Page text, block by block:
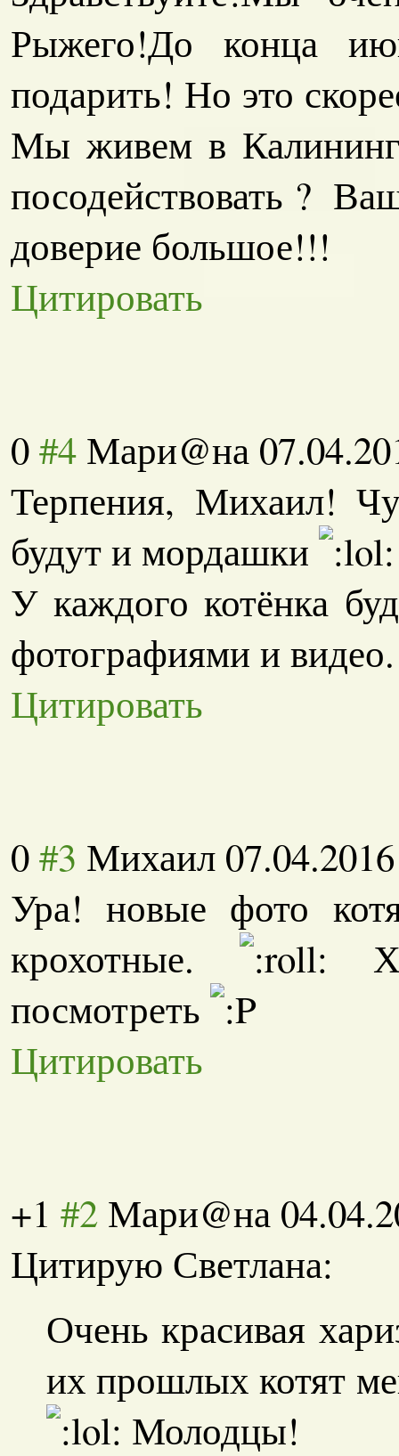
Рыжего!До конца
подарить! Но это
Мы живем в
посодействовать ?
доверие большое!!!
Цитировать
0#4 Мари@на
Терпения, Михаил!
будут и мордашки
У каждого котёнка
фотографиями и видео.
Цитировать
0#3 Михаил
Ура! новые фото
крохотные.
посмотреть
Цитировать
+1 #2 Мари@на
Цитирую Светлана:
Очень красивая
их прошлых котят
Молодцы!